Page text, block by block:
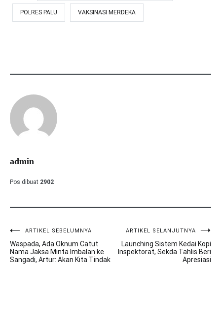
POLRES PALU VAKSINASI MERDEKA
admin
Pos dibuat 2902
Navigasi
pos
ARTIKEL SEBELUMNYA
Waspada, Ada Oknum Catut
Nama Jaksa Minta Imbalan ke
Sangadi, Artur: Akan Kita Tindak
ARTIKEL SELANJUTNYA
Launching Sistem Kedai Kopi
Inspektorat, Sekda Tahlis Beri
Apresiasi